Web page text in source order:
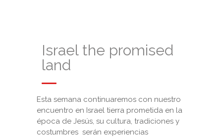
Israel the promised
land
Esta semana continuaremos con nuestro
encuentro en Israel tierra prometida en la
época de Jesús, su cultura, tradiciones y
costumbres serán experiencias